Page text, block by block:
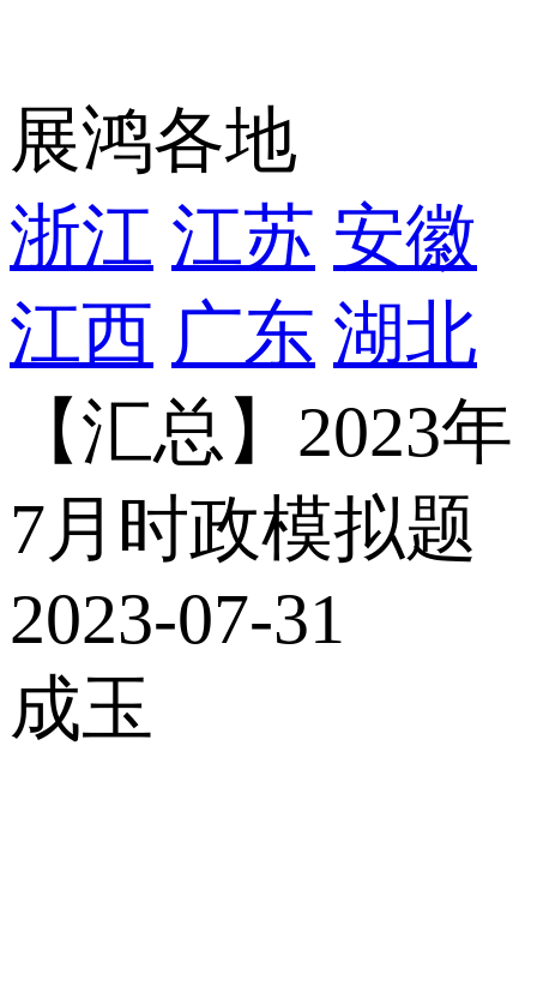
展鸿各地
浙江 江苏 安徽
江西 广东 湖北
【汇总】2023年
7月时政模拟题
2023-07-31
成玉